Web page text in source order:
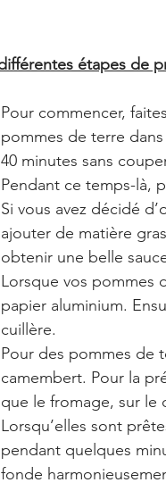
étapes de
Pour commencer,
pommes de terre
40 minutes sans
Pendant ce temps-là,
Si vous avez décidé
ajouter de matière
obtenir une belle
Lorsque vos pommes
papier aluminium.
cuillère.
Pour des pommes de
camembert. Pour la
que le fromage, sur le
Lorsqu’elles sont
pendant quelques
fonde